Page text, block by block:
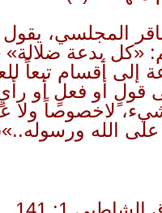
باقر المجلسي،
«كل بدعة
أقسام تبعاً
قولٍ أو فعلٍ أو
لاخصوصاً ولا
على الله ورسوله..»